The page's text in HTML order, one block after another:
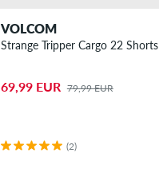
VOLCOM
Strange Tripper Cargo 22 Shorts
69,99 EUR 79,99 EUR
(2)